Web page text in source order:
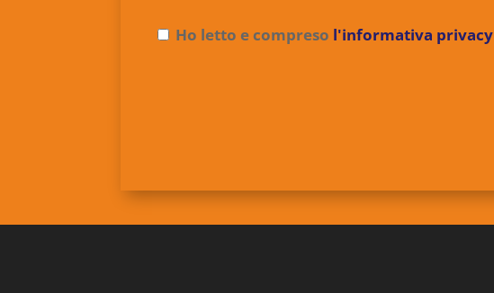
Ho letto e compreso l'informativa privacy